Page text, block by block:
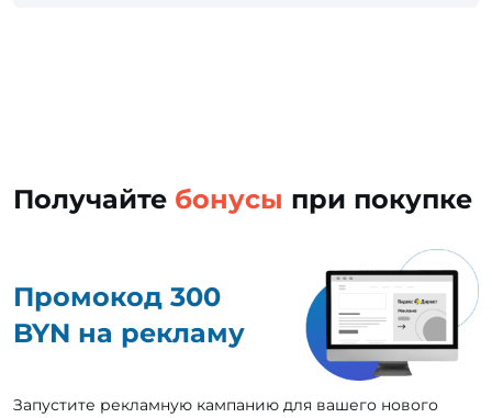
Получайте бонусы при покупке
Промокод 300
BYN на рекламу
Запустите рекламную кампанию для вашего нового